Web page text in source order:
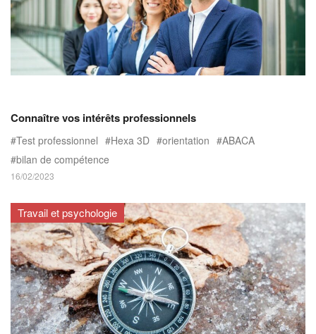
Connaître vos intérêts professionnels
Test professionnel Hexa 3D orientation
ABACA
bilan de compétence
16/02/2023
Travail et psychologie